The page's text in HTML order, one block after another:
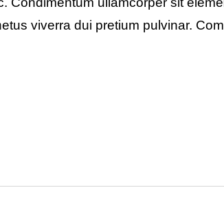
viverra dui pretium pulvinar.